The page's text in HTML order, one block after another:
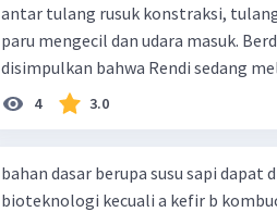
antar tulang rusuk konstraksi,
paru mengecil dan udara masuk.
disimpulkan bahwa Rendi sedang
4 3.0
bahan dasar berupa susu sapi
bioteknologi kecuali a